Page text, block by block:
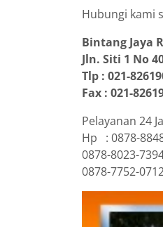
Hubungi kami
Bintang Jaya
Jln. Siti 1 No
Tlp : 021-
Fax : 021-
Pelayanan 24
Hp : 0878-
0878-8023-
0878-7752-